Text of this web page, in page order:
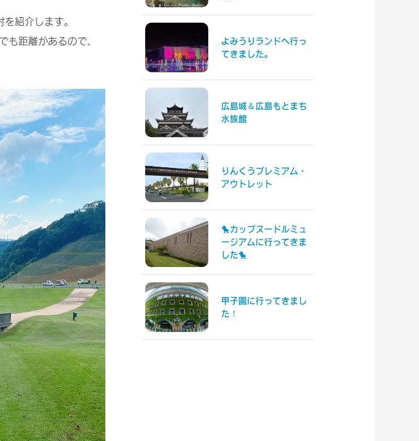
紹介します。
も距離があるので、
よみうりランドへ行っ
てきました。
広島城＆広島もとまち
水族館
りんくうプレミアム・
アウトレット
🐤カップヌードルミュ
ージアムに行ってきま
した🐤
甲子園に行ってきまし
た！